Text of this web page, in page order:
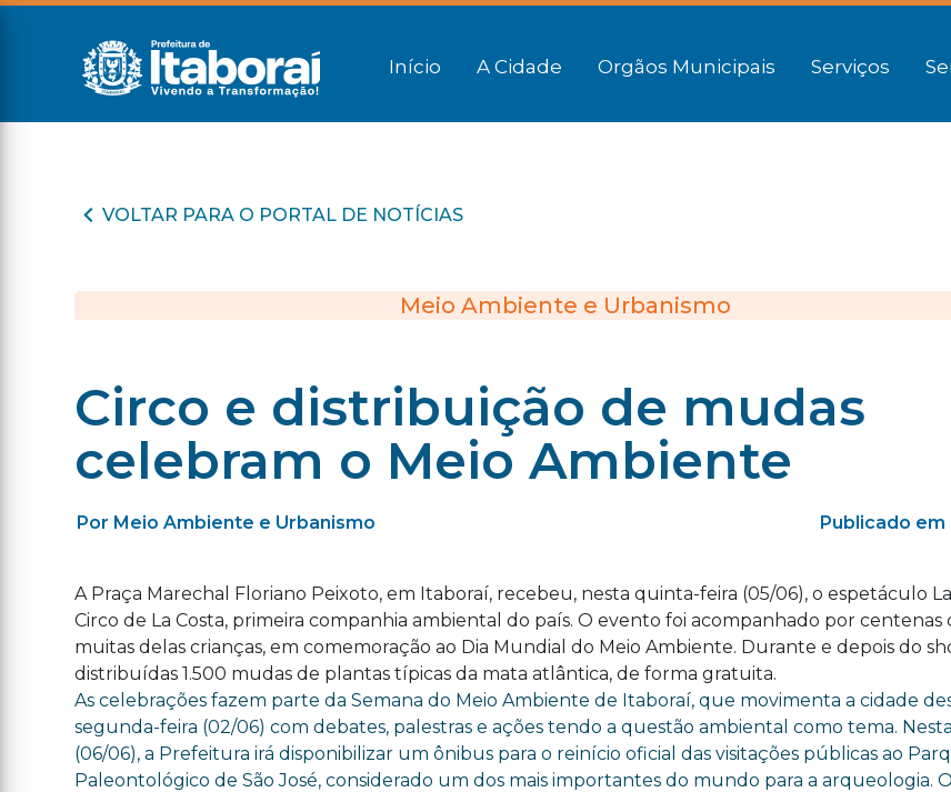
Início A Cidade Orgãos Municipais Serviços
VOLTAR PARA O PORTAL DE NOTÍCIAS
Meio Ambiente e Urbanismo
Circo e distribuição de mudas
celebram o Meio Ambiente
Por Meio Ambiente e Urbanismo Publicado
A Praça Marechal Floriano Peixoto, em Itaboraí, recebeu, nesta quinta-feira (05/06), o espetáculo
Circo de La Costa, primeira companhia ambiental do país. O evento foi acompanhado por centenas
muitas delas crianças, em comemoração ao Dia Mundial do Meio Ambiente. Durante e depois do
distribuídas 1.500 mudas de plantas típicas da mata atlântica, de forma gratuita.
As celebrações fazem parte da Semana do Meio Ambiente de Itaboraí, que movimenta a cidade
segunda-feira (02/06) com debates, palestras e ações tendo a questão ambiental como tema.
(06/06), a Prefeitura irá disponibilizar um ônibus para o reinício oficial das visitações públicas ao
Paleontológico de São José, considerado um dos mais importantes do mundo para a arqueologia. O